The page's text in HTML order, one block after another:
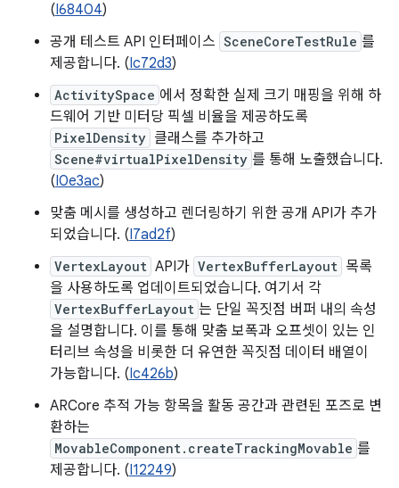
(I68404)
공개 테스트 API 인터페이스 SceneCoreTestRule 를
제공합니다. (Ic72d3)
ActivitySpace 에서 정확한 실제 크기 매핑을 위해 하
드웨어 기반 미터당 픽셀 비율을 제공하도록
PixelDensity 클래스를 추가하고
Scene#virtualPixelDensity 를 통해 노출했습니다.
(I0e3ac)
맞춤 메시를 생성하고 렌더링하기 위한 공개 API가 추가
되었습니다. (I7ad2f)
VertexLayout API가 VertexBufferLayout 목록
을 사용하도록 업데이트되었습니다. 여기서 각
VertexBufferLayout 는 단일 꼭짓점 버퍼 내의 속성
을 설명합니다. 이를 통해 맞춤 보폭과 오프셋이 있는 인
터리브 속성을 비롯한 더 유연한 꼭짓점 데이터 배열이
가능합니다. (Ic426b)
ARCore 추적 가능 항목을 활동 공간과 관련된 포즈로 변
환하는
MovableComponent.createTrackingMovable 를
제공합니다. (I12249)